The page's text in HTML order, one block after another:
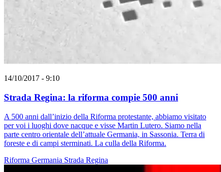
14/10/2017 - 9:10
Strada Regina: la riforma compie 500 anni
A 500 anni dall’inizio della Riforma protestante, abbiamo visitato
per voi i luoghi dove nacque e visse Martin Lutero. Siamo nella
parte centro orientale dell’attuale Germania, in Sassonia. Terra di
foreste e di campi sterminati. La culla della Riforma.
Riforma Germania Strada Regina